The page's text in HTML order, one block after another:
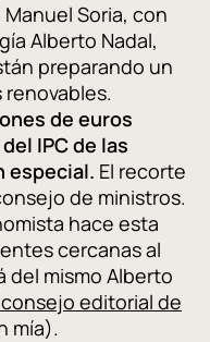
Soria, con
Alberto Nadal,
preparando un
de euros
IPC de las
especial. El recorte
de ministros.
hace esta
cercanas al
del mismo Alberto
editorial de
mía).